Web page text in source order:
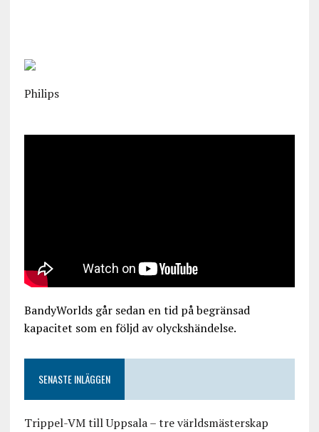
Philips
BandyWorlds går sedan en tid på begränsad
kapacitet som en följd av olyckshändelse.
SENASTE INLÄGGEN
Trippel-VM till Uppsala – tre världsmästerskap